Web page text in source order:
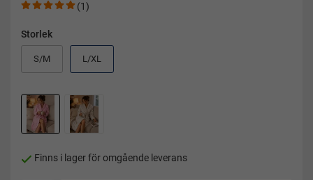
(1)
Storlek
S/M L/XL
Finns i lager för omgående leverans